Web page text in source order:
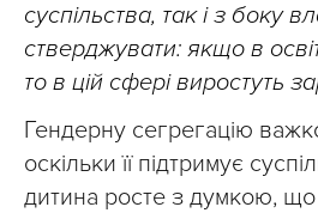
суспільства, так і з боку
стверджувати: якщо в
то в цій сфері виростуть
Гендерну сегрегацію
оскільки її підтримує
дитина росте з думкою,